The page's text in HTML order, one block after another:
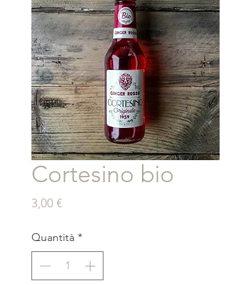
Cortesino bio
3,00 €Prezzo
Quantità *